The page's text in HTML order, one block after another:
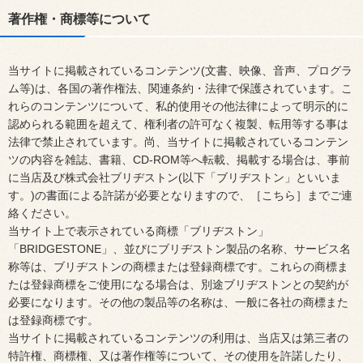
著作権・商標等について
当サイトに掲載されているコンテンツ(文書、映像、音声、プログラ
ム等)は、各国の著作権法、関連条約・法律で保護されています。こ
れらのコンテンツについて、私的使用その他法律によって明示的に
認められる範囲を超えて、権利者の許可なく複製、転用等する事は
法律で禁止されています。尚、当サイトに掲載されているコンテン
ツの内容を雑誌、書籍、CD-ROM等へ転載、掲載する場合は、事前
に当店及び株式会社ブリヂストン(以下「ブリヂストン」といいま
す。)の書面による許諾が必要となりますので、［こちら］までご連
絡ください。
当サイト上で表示されている商標「ブリヂストン」
「BRIDGESTONE」、並びにブリヂストン製品の名称、サービス名
称等は、ブリヂストンの商標または登録商標です。これらの商標ま
たは登録商標をご使用になる場合は、別途ブリヂストンとの契約が
必要になります。その他の製品等の名称は、一般に各社の商標また
は登録商標です。
当サイトに掲載されているコンテンツの利用は、当店又は第三者の
特許権、商標権、又は著作権等について、その使用を許諾したり、